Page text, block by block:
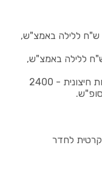
חדר סטנדרט וחדר סטנדרט פלוס - 750 ש"ח ללילה באמצ"ש,
עם ג'קוזי או עם אמבטיה - 1200 ש"ח ללילה באמצ"ש,
סוויטה צימר עם ג'קוזי, חצר פרטית ומקלחת חיצונית - 2400
לחדר